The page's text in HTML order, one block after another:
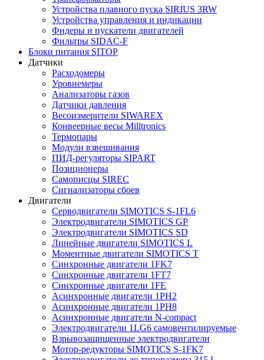
Устройства плавного пуска SIRIUS 3RW
Устройства управления и индикации
Фидеры и пускатели двигателей
Фильтры SIDAC-F
Блоки питания SITOP
Датчики
Расходомеры
Уровнемеры
Анализаторы газов
Датчики давления
Весоизмерители SIWAREX
Конвеерные весы Milltronics
Термопары
Модули взвешивания
ПИД-регуляторы SIPART
Позиционеры
Самописцы SIREC
Сигнализаторы сбоев
Двигатели
Серводвигатели SIMOTICS S-1FL6
Электродвигатели SIMOTICS GP
Электродвигатели SIMOTICS SD
Линейные двигатели SIMOTICS L
Моментные двигатели SIMOTICS T
Синхронные двигатели 1FK7
Синхронные двигатели 1FT7
Синхронные двигатели 1FE
Асинхронные двигатели 1PH2
Асинхронные двигатели 1PH8
Асинхронные двигатели N-compact
Электродвигатели 1LG6 cамовентилируемые
Взрывозащищенные электродвигатели
Мотор-редукторы SIMOTICS S-1FK7